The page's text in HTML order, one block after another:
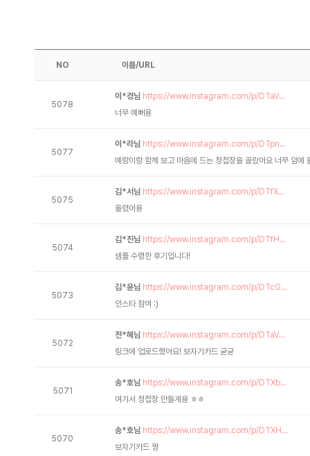
NO 이름/URL
5078
이*경님 https://www.instagram.com/p/DTaV...
너무 예뻐용
5077
이*라님 https://www.instagram.com/p/DTpn...
예랑이랑 함께 보고 마음에 드는 청첩장을 골랐어요 너무 암에
5075
김*서님 https://www.instagram.com/p/DTfX...
올렸어용
5074
김*진님 https://www.instagram.com/p/DTfH...
샘플 수령한 후기입니다!
5073
김*윤님 https://www.instagram.com/p/DTcG...
인스타 참여 :)
5072
전*혜님 https://www.instagram.com/p/DTaV...
링크에 업로드했어요! 보자기카드 굳굳
5071
송*호님 https://www.instagram.com/p/DTXb...
여기서 청첩장 만들게용 ㅎㅎ
5070
송*호님 https://www.instagram.com/p/DTXH...
보자기카드 짱